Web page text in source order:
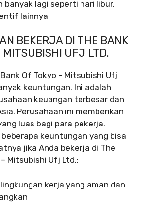
banyak lagi seperti hari libur,
lainnya.
BEKERJA DI THE BANK
MITSUBISHI UFJ LTD.
Of Tokyo – Mitsubishi Ufj
keuntungan. Ini adalah
keuangan terbesar dan
Perusahaan ini memberikan
luas bagi para pekerja.
keuntungan yang bisa
jika Anda bekerja di The
Mitsubishi Ufj Ltd.:
kerja yang aman dan